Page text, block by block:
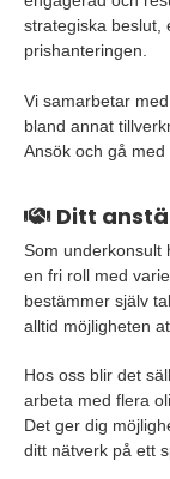
strategiska beslut,
prishanteringen.
Vi samarbetar
bland annat
Ansök och gå
Ditt
Som underkonsult
en fri roll med
bestämmer själv
alltid möjligheten
Hos oss blir det
arbeta med flera
Det ger dig
ditt nätverk på ett